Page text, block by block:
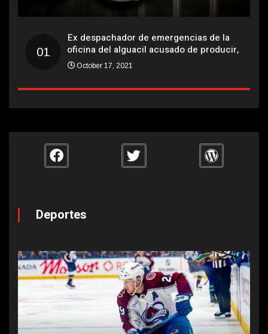
01
Ex despachador de emergencias de la
oficina del alguacil acusado de producir,
traficar materiales que representan a
niños que sufren...
October 17, 2021
Deportes